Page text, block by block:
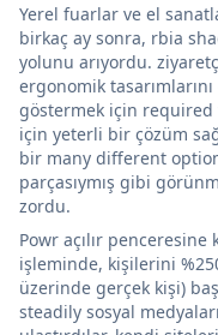
Yerel fuarlar ve el
birkaç ay sonra, rbia
yolunu arıyordu.
ergonomik
göstermek için required
için yeterli bir çözüm
bir many different
parçasıymış gibi
zordu.
Powr açılır
işleminde, kişilerini
üzerinde gerçek kişi)
steadily sosyal